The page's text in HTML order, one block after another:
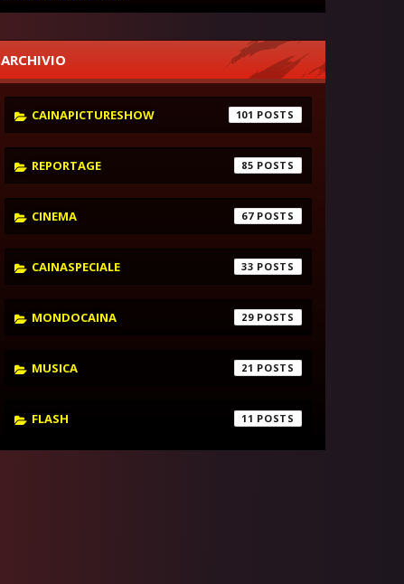
ARCHIVIO
CAINAPICTURESHOW 101
REPORTAGE 85
CINEMA 67
CAINASPECIALE 33
MONDOCAINA 29
MUSICA 21
FLASH 11